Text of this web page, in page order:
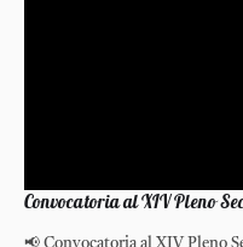
Convocatoria al XIV Pleno
📢 Convocatoria al XIV Pleno